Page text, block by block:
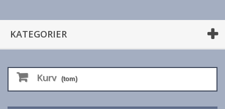
KATEGORIER
Kurv (tom)